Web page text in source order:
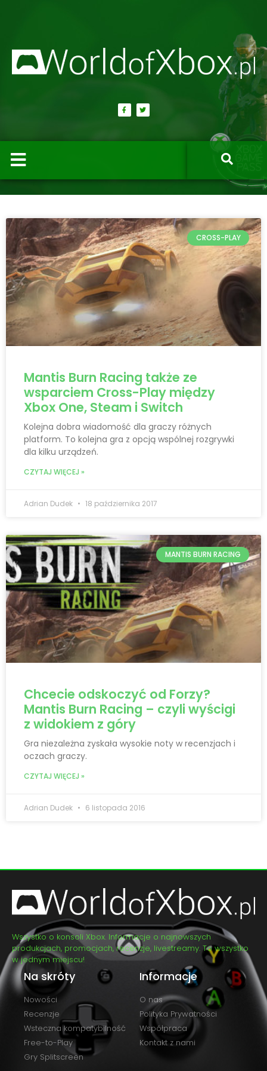
CROSS-PLAY
Mantis Burn Racing także ze
wsparciem Cross-Play między
Xbox One, Steam i Switch
Kolejna dobra wiadomość dla graczy różnych
platform. To kolejna gra z opcją wspólnej rozgrywki
dla kilku urządzeń.
CZYTAJ WIĘCEJ »
Adrian Dudek 18 października 2017
MANTIS BURN RACING
Chcecie odskoczyć od Forzy?
Mantis Burn Racing – czyli wyścigi
z widokiem z góry
Gra niezależna zyskała wysokie noty w recenzjach i
oczach graczy.
CZYTAJ WIĘCEJ »
Adrian Dudek 6 listopada 2016
Wszystko o konsoli Xbox. Informacje o najnowszych
produkcjach, promocjach, recenzje, livestreamy. To wszystko
w jednym miejscu!
Na skróty
Nowości
Recenzje
Wsteczna kompatybilność
Free-to-Play
Gry Splitscreen
Informacje
O nas
Polityka Prywatności
Współpraca
Kontakt z nami